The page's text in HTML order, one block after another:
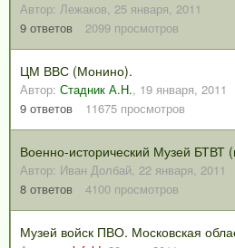
Автор: Лежаков, 25 января, 2011
9 ответов 2099 просмотров
ЦМ ВВС (Монино).
Автор: Стадник А.Н., 19 января, 2011
9 ответов 11675 просмотров
Военно-исторический Музей БТВТ
Автор: Иван Долбай, 22 января, 2011
8 ответов 4100 просмотров
Музей войск ПВО. Московская